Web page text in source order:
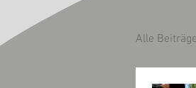
Alle Beiträge